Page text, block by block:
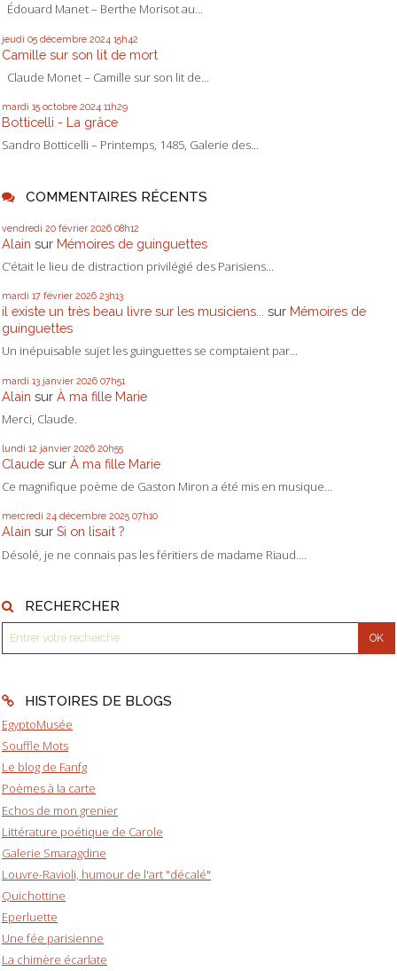
Édouard Manet – Berthe Morisot au...
jeudi 05 décembre 2024 15h42
Camille sur son lit de mort
Claude Monet – Camille sur son lit de...
mardi 15 octobre 2024 11h29
Botticelli - La grâce
Sandro Botticelli – Printemps, 1485, Galerie des...
COMMENTAIRES RÉCENTS
vendredi 20 février 2026 08h12
Alain sur Mémoires de guinguettes
C’était le lieu de distraction privilégié des Parisiens...
mardi 17 février 2026 23h13
il existe un très beau livre sur les musiciens... sur Mémoires de
guinguettes
Un inépuisable sujet les guinguettes se comptaient par...
mardi 13 janvier 2026 07h51
Alain sur À ma fille Marie
Merci, Claude.
lundi 12 janvier 2026 20h55
Claude sur À ma fille Marie
Ce magnifique poème de Gaston Miron a été mis en musique...
mercredi 24 décembre 2025 07h10
Alain sur Si on lisait ?
Désolé, je ne connais pas les féritiers de madame Riaud....
RECHERCHER
HISTOIRES DE BLOGS
EgyptoMusée
Souffle Mots
Le blog de Fanfg
Poèmes à la carte
Echos de mon grenier
Littérature poétique de Carole
Galerie Smaragdine
Louvre-Ravioli, humour de l'art "décalé"
Quichottine
Eperluette
Une fée parisienne
La chimère écarlate